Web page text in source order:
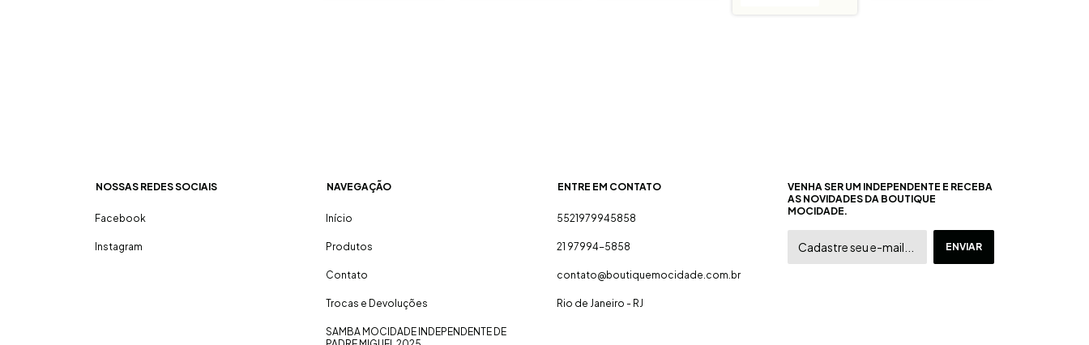
NOSSAS REDES SOCIAIS
Facebook
Instagram
NAVEGAÇÃO
Início
Produtos
Contato
Trocas e Devoluções
SAMBA MOCIDADE INDEPENDENTE DE
ENTRE EM CONTATO
5521979945858
21 97994-5858
contato@boutiquemocidade.com.br
Rio de Janeiro - RJ
VENHA SER UM INDEPENDENTE E RECEBA
AS NOVIDADES DA BOUTIQUE
MOCIDADE.